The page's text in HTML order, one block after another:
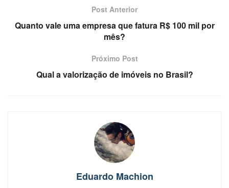
Post Anterior
Quanto vale uma empresa que fatura R$ 100 mil por
mês?
Próximo Post
Qual a valorização de imóveis no Brasil?
Eduardo Machion